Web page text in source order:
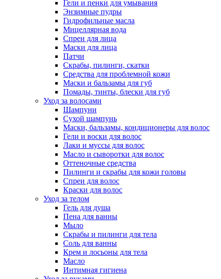
Гели и пенки для умывания
Энзимные пудры
Гидрофильные масла
Мицеллярная вода
Спреи для лица
Маски для лица
Патчи
Скрабы, пилинги, скатки
Средства для проблемной кожи
Маски и бальзамы для губ
Помады, тинты, блески для губ
Уход за волосами
Шампуни
Сухой шампунь
Маски, бальзамы, кондиционеры для волос
Гели и воски для волос
Лаки и муссы для волос
Масло и сыворотки для волос
Оттеночные средства
Пилинги и скрабы для кожи головы
Спреи для волос
Краски для волос
Уход за телом
Гель для душа
Пена для ванны
Мыло
Скрабы и пилинги для тела
Соль для ванны
Крем и лосьоны для тела
Масло
Интимная гигиена